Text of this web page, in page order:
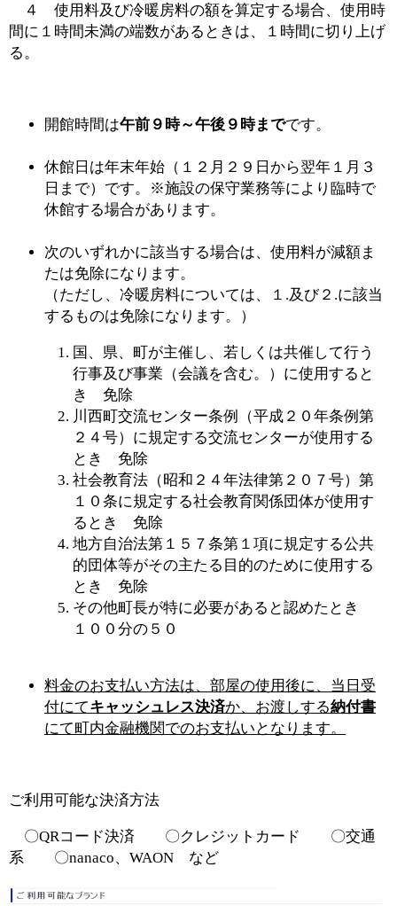
４ 使用料及び冷暖房料の額を算定する場合、使用時
間に１時間未満の端数があるときは、１時間に切り上げ
る。
開館時間は午前９時～午後９時までです。
休館日は年末年始（１２月２９日から翌年１月３
日まで）です。※施設の保守業務等により臨時で
休館する場合があります。
次のいずれかに該当する場合は、使用料が減額ま
たは免除になります。
（ただし、冷暖房料については、１.及び２.に該当
するものは免除になります。）
国、県、町が主催し、若しくは共催して行う
行事及び事業（会議を含む。）に使用すると
き 免除
川西町交流センター条例（平成２０年条例第
２４号）に規定する交流センターが使用する
とき 免除
社会教育法（昭和２４年法律第２０７号）第
１０条に規定する社会教育関係団体が使用す
るとき 免除
地方自治法第１５７条第１項に規定する公共
的団体等がその主たる目的のために使用する
とき 免除
その他町長が特に必要があると認めたとき
１００分の５０
料金のお支払い方法は、部屋の使用後に、当日受
付にてキャッシュレス決済か、 お渡しする納付書
にて町内金融機関でのお支払いとなります。
ご利用可能な決済方法
〇QRコード決済 〇クレジットカード 〇交通
系 〇nanaco、WAON など